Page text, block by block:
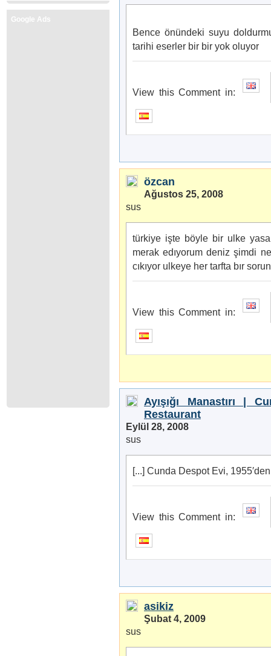
Google Ads
Bence önündeki suyu
tarihi eserler bir bir yok oluyor
View this Comment in:
özcan
Ağustos 25, 2008
sus
türkiye işte böyle bir ulke
merak edıyorum deniz şimdi
cıkıyor ulkeye her tarfta bır
View this Comment in:
Ayışığı Manastırı |
Restaurant
Eylül 28, 2008
sus
[...] Cunda Despot Evi,
View this Comment in:
asikiz
Şubat 4, 2009
sus